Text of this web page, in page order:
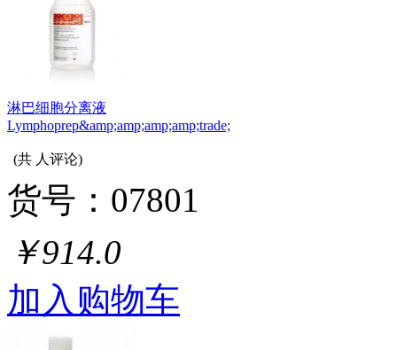
淋巴细胞分离液
Lymphoprep&amp;amp;amp;amp;trade;
(共 人评论)
货号：07801
￥914.0
加入购物车